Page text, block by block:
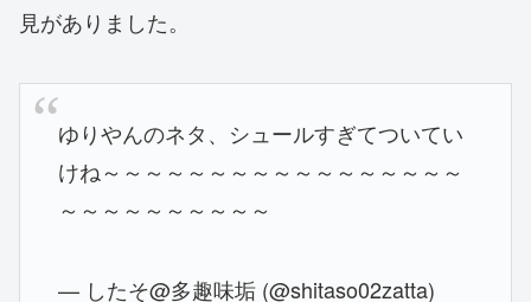
見がありました。
ゆりやんのネタ、シュールすぎてついてい
けね～～～～～～～～～～～～～～～～～
～～～～～～～～～～
— したそ@多趣味垢 (@shitaso02zatta)